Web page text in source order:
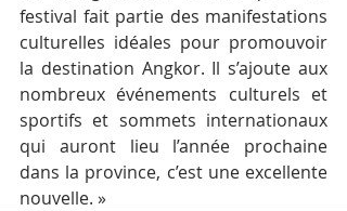
festival fait partie des manifestations
culturelles idéales pour promouvoir
la destination Angkor. Il s’ajoute aux
nombreux événements culturels et
sportifs et sommets internationaux
qui auront lieu l’année prochaine
dans la province, c’est une excellente
nouvelle. »